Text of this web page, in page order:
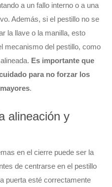
a un fallo interno o a una
Además, si el pestillo no se
la llave o la manilla, esto
mecanismo del pestillo, como
Es importante que
para no forzar los
.
alineación y
en el cierre puede ser la
de centrarse en el pestillo
puerta esté correctamente